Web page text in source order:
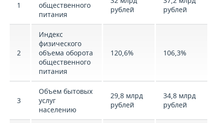
1
общественного
питания
рублей
рублей
2
Индекс
физического
объема оборота
общественного
питания
120,6% 106,3%
3
Объем бытовых
услуг
населению
29,8 млрд
рублей
34,8 млрд
рублей